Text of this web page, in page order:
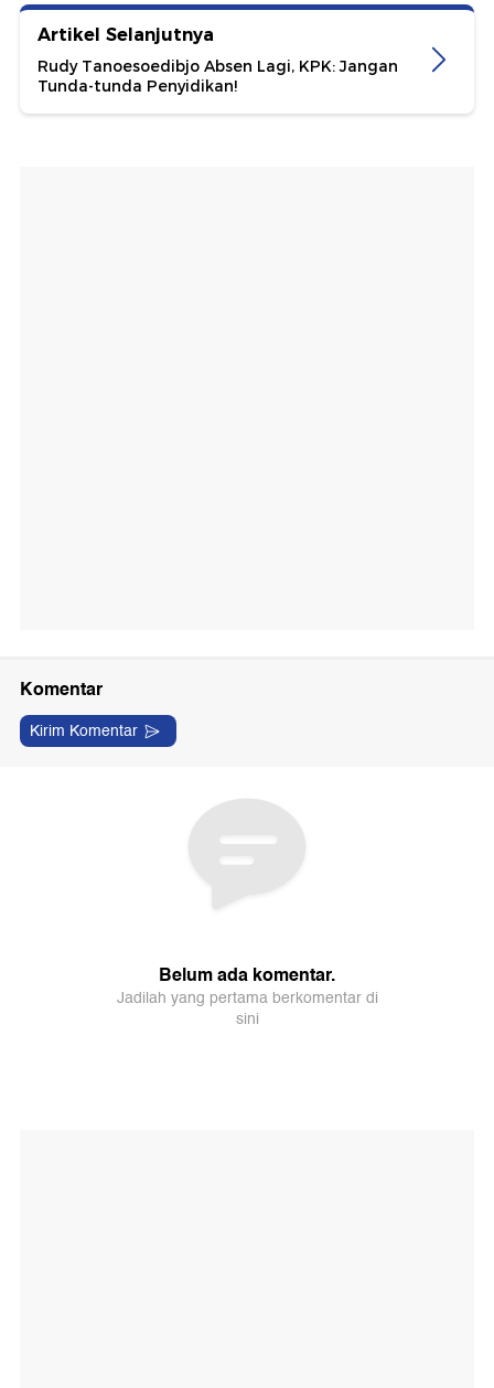
Artikel Selanjutnya
Rudy Tanoesoedibjo Absen Lagi, KPK: Jangan
Tunda-tunda Penyidikan!